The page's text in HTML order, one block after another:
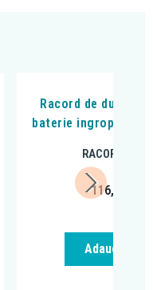
Racord de dus,
baterie ingropata,
RACORDURI
116,99
Adauga in